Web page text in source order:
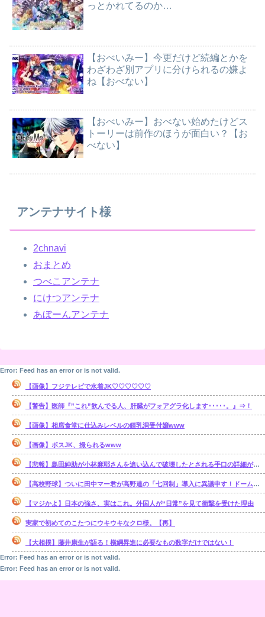
っとかれてるのか…
【おべいみー】今更だけど続編とかを
わざわざ別アプリに分けられるの嫌よ
ね【おべない】
【おべいみー】おべない始めたけどス
トーリーは前作のほうが面白い？【お
べない】
アンテナサイト様
2chnavi
おまとめ
つべこアンテナ
にけつアンテナ
あぼーんアンテナ
Error: Feed has an error or is not valid.
【画像】フジテレビで水着JK♡♡♡♡♡♡
【警告】医師『”これ”飲んでる人、肝臓がフォアグラ化します･････。』⇒！
【画像】相席食堂に仕込みレベルの鍾乳洞受付嬢www
【画像】ボスJK、撮られるwww
【悲報】島田紳助が小林麻耶さんを追い込んで破壊したとされる手口の詳細が明らかに･･････！！
【高校野球】ついに田中マー君が高野連の「七回制」導入に異議申す！ドーム球場でやれ
【マジかよ】日本の強さ、実はこれ。外国人が“日常”を見て衝撃を受けた理由
実家で初めてのこたつにウキウキなクロ様。【再】
【大相撲】藤井康生が語る！横綱昇進に必要なもの数字だけではない！
Error: Feed has an error or is not valid.
Error: Feed has an error or is not valid.